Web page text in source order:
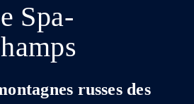
Spa-
russes des